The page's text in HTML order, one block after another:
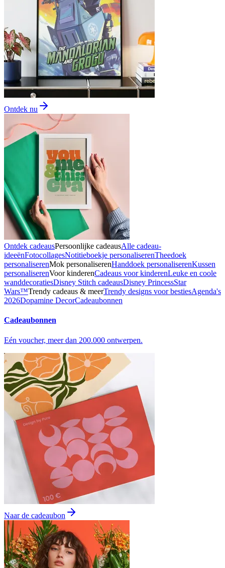
Ontdek nu
Ontdek cadeausPersoonlijke cadeausAlle cadeau-
ideeënFotocollagesNotitieboekje personaliserenTheedoek
personaliserenMok personaliserenHanddoek personaliserenKussen
personaliserenVoor kinderenCadeaus voor kinderenLeuke en coole
wanddecoratiesDisney Stitch cadeausDisney PrincessStar
Wars™Trendy cadeaus & meerTrendy designs voor bestiesAgenda's
2026Dopamine DecorCadeaubonnen
Cadeaubonnen
Eén voucher, meer dan 200.000 ontwerpen.
Naar de cadeaubon